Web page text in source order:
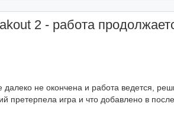
2 - работа
не окончена и работа ведется,
претерпела игра и что добавлено в